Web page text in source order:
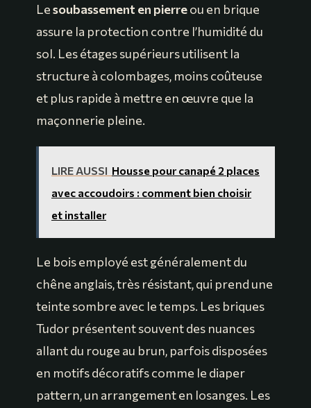
Lesoubassement en pierreou en brique
assure la protection contre l’humidité du
sol. Les étages supérieurs utilisent la
structure à colombages, moins coûteuse
et plus rapide à mettre en œuvre que la
maçonnerie pleine.
LIRE AUSSI Housse pour canapé 2 places
avec accoudoirs : comment bien choisir
et installer
Le bois employé est généralement du
chêne anglais, très résistant, qui prend une
teinte sombre avec le temps. Les briques
Tudor présentent souvent des nuances
allant du rouge au brun, parfois disposées
en motifs décoratifs comme le diaper
pattern, un arrangement en losanges. Les